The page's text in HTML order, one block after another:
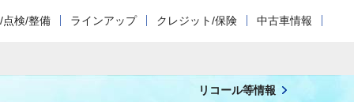
点検/整備 ラインアップ クレジット/保険 中古車情報
リコール等情報